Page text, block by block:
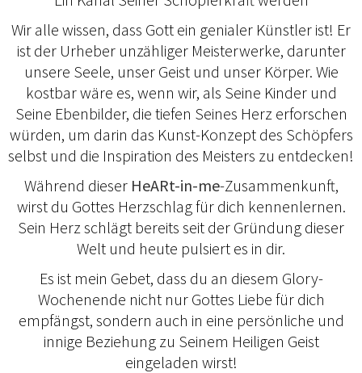
Wir alle wissen, dass Gott ein genialer Künstler ist! Er
ist der Urheber unzähliger Meisterwerke, darunter
unsere Seele, unser Geist und unser Körper. Wie
kostbar wäre es, wenn wir, als Seine Kinder und
Seine Ebenbilder, die tiefen Seines Herz erforschen
würden, um darin das Kunst-Konzept des Schöpfers
selbst und die Inspiration des Meisters zu entdecken!
Während dieser HeARt-in-me-Zusammenkunft,
wirst du Gottes Herzschlag für dich kennenlernen.
Sein Herz schlägt bereits seit der Gründung dieser
Welt und heute pulsiert es in dir.
Es ist mein Gebet, dass du an diesem Glory-
Wochenende nicht nur Gottes Liebe für dich
empfängst, sondern auch in eine persönliche und
innige Beziehung zu Seinem Heiligen Geist
eingeladen wirst!